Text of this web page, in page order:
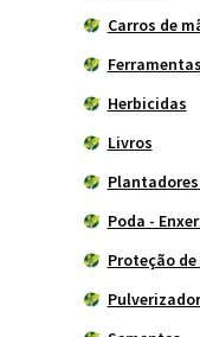
Carros de
Herbicidas
Livros
Poda -
Proteção